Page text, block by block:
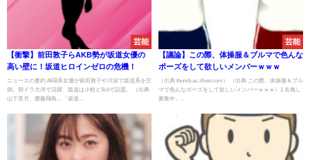
芸能
【衝撃】前田敦子らAKB勢が坂道女優の
高い壁に！坂道ヒロインゼロの危機！
ニュースの要約 AKB系女優が前田敦子や川栄で坂道系を圧
倒。朝ドラ大河で活躍、坂道は小粒と5chで話題。 （出典
山下美月、齋藤飛鳥…「坂道...
芸能
【議論】この際、体操服＆ブルマで色んな
ポーズをして欲しいメンバーｗｗｗ
（出典 thumb.ac-illust.com） （出典 この際、体操服＆ブル
マで色んなポーズをして欲しいメンバーｗｗｗ）1 名無し
募集中。...